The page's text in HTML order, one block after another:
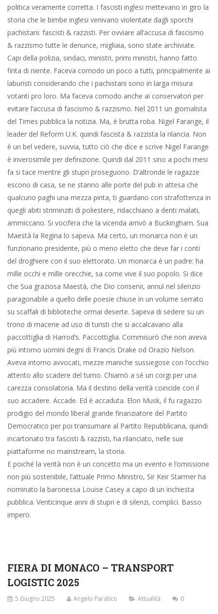
è un bel vedere, suvvia, tutto ciò che dice e scrive Nigel Farange
è inverosimile per definizione. Quindi dal 2011 sino a pochi mesi
fa si tace mentre gli stupri proseguono. D’altronde le ragazze
escono di casa, se ne stanno alle porte del pub in attesa che
qualcuno paghi una mezza pinta, ti guardano con strafottenza in
quegli abiti striminziti di poliestere, ridacchiano a denti malati,
ammiccano. Si vocifera che la vicenda arrivò a Buckingham. Sua
Maestà la Regina lo sapeva. Ma certo, un monarca non è un
funzionario presidente, più o meno eletto che deve far i conti
del droghiere con il suo elettorato. Un monarca è un padre: ha
mille occhi e mille orecchie, sa come vive il suo popolo. Si dice
che Sua graziosa Maestà, che Dio conservi, annuì nel silenzio
paragonabile a quello delle poesie chiuse in un volume serrato
su scaffali di biblioteche ormai deserte. Sapeva di sedere su un
trono di macerie ad uso di turisti che si accalcavano alla
paccottiglia di Harrod’s. Paccottiglia. Commisurò che non aveva
più intorno uomini degni di Francis Drake od Orazio Nelson.
Aveva intorno avvocati, mezze maniche sussiegose con l’occhio
attento allo scadere del turno. Chiamò a sé un corgi per una
carezza consolatoria. Ma il destino della verità coincide con il
suo accadere. Accade. Ed è accaduta. Elon Musk, il fu ragazzo
prodigio del mondo liberal grande finanziatore del Partito
Democratico per poi transumare al Partito Repubblicana, quindi
incartonato tra fascisti & razzisti, ha rilanciato, nelle sue
piattaforme no mainstream, la storia.
E poiché la verità non è un concetto ma un evento e l’omissione
non più sostenibile, l’attuale Primo Ministro, Sir Keir Starmer ha
nominato la baronessa Louise Casey a capo di un inchiesta
pubblica. Venticinque anni di stupri e di silenzi, complici. Basso
impero.
FIERA DI MONACO – TRANSPORT
LOGISTIC 2025
Interporto Quadrante Europa di Verona ha partecipato alla fiera,
rappresentando l’eccellenza logistica del Veneto e dell’Italia nel
cuore dell’Europa.